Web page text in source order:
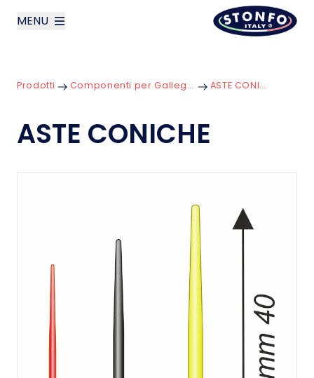
MENU
Prodotti
Prodotti Componenti per Galleggianti ASTE CONICHE
ASTE CONICHE